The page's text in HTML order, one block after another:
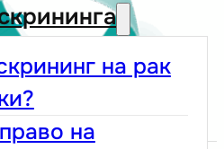
на рак
на
своего